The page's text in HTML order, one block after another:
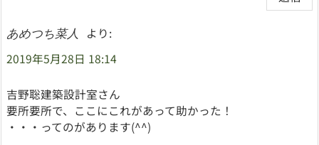
あめつち菜人
より:
2019年5月28日 18:14
吉野聡建築設計室さん
要所要所で、ここにこれがあって助かった！
・・・ってのがあります(^^)